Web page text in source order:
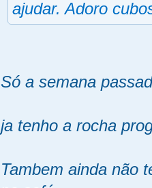
ajudar. Adoro
Só a semana
ja tenho a rocha
Tambem ainda não